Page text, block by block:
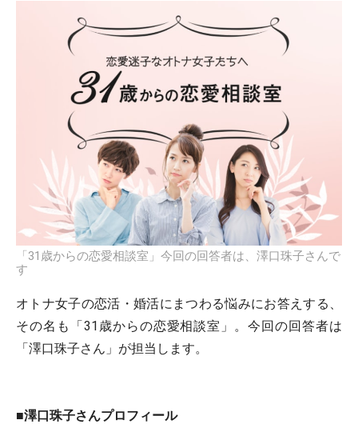
「31歳からの恋愛相談室」今回の回答者は、澤口珠子さんで
す
オトナ女子の恋活・婚活にまつわる悩みにお答えする、
その名も「31歳からの恋愛相談室」。今回の回答者は
「澤口珠子さん」が担当します。
■澤口珠子さんプロフィール